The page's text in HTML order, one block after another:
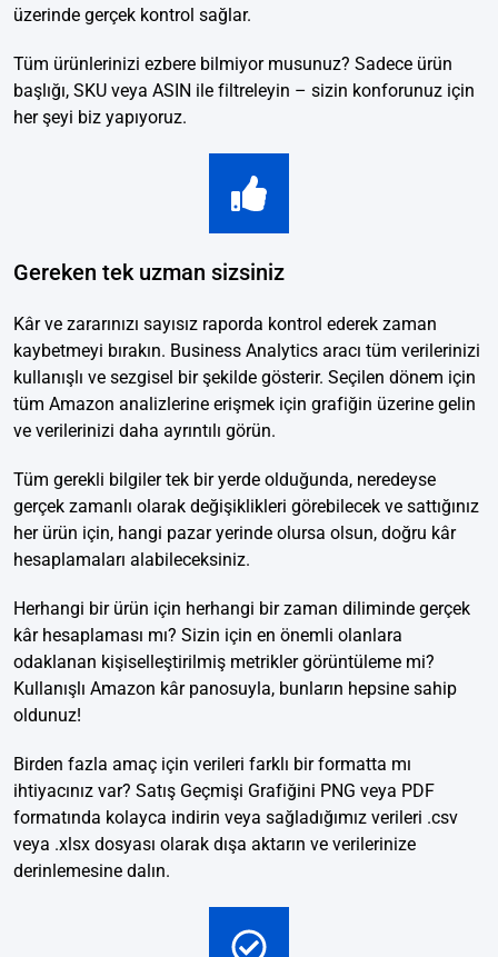
üzerinde gerçek kontrol sağlar.
Tüm ürünlerinizi ezbere bilmiyor musunuz? Sadece ürün
başlığı, SKU veya ASIN ile filtreleyin – sizin konforunuz için
her şeyi biz yapıyoruz.
Gereken tek uzman sizsiniz
Kâr ve zararınızı sayısız raporda kontrol ederek zaman
kaybetmeyi bırakın. Business Analytics aracı tüm verilerinizi
kullanışlı ve sezgisel bir şekilde gösterir. Seçilen dönem için
tüm Amazon analizlerine erişmek için grafiğin üzerine gelin
ve verilerinizi daha ayrıntılı görün.
Tüm gerekli bilgiler tek bir yerde olduğunda, neredeyse
gerçek zamanlı olarak değişiklikleri görebilecek ve sattığınız
her ürün için, hangi pazar yerinde olursa olsun, doğru kâr
hesaplamaları alabileceksiniz.
Herhangi bir ürün için herhangi bir zaman diliminde gerçek
kâr hesaplaması mı? Sizin için en önemli olanlara
odaklanan kişiselleştirilmiş metrikler görüntüleme mi?
Kullanışlı Amazon kâr panosuyla, bunların hepsine sahip
oldunuz!
Birden fazla amaç için verileri farklı bir formatta mı
ihtiyacınız var? Satış Geçmişi Grafiğini PNG veya PDF
formatında kolayca indirin veya sağladığımız verileri .csv
veya .xlsx dosyası olarak dışa aktarın ve verilerinize
derinlemesine dalın.